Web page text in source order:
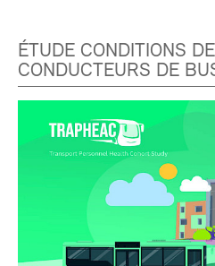
ÉTUDE CONDITIONS
CONDUCTEURS DE